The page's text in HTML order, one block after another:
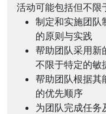
活动可能包括但不限
制定和实施团队
的原则与实践
帮助团队采用新
不限于特定的敏
帮助团队根据其
的优先顺序
为团队完成任务